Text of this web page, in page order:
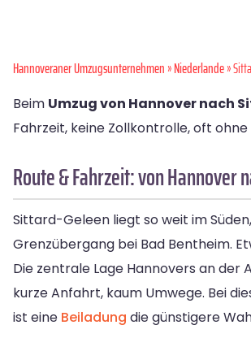
Hannoveraner Umzugsunternehmen»Niederlande»
Beim Umzug von Hannover nach
Fahrzeit, keine Zollkontrolle, oft
Route & Fahrzeit: von Hannover
Sittard-Geleen liegt so weit im
Grenzübergang bei Bad Bentheim.
Die zentrale Lage Hannovers an
kurze Anfahrt, kaum Umwege. Bei
ist eine Beiladung die günstigere